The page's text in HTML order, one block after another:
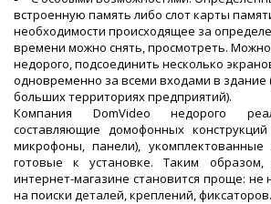
встроенную память либо слот карты
необходимости происходящее за
времени можно снять, просмотреть. Можно
недорого, подсоединить несколько
одновременно за всеми входами в
больших территориях предприятий).
Компания DomVideo недорого
составляющие домофонных
микрофоны, панели), укомплектованные
готовые к установке. Таким образом,
интернет-магазине становится проще: не
на поиски деталей, креплений, фиксаторов.